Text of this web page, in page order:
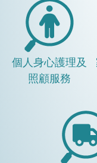
個人身心護理及
照顧服務